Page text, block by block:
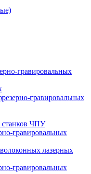
гравировальных
гравировальных
станков ЧПУ
гравировальных
лазерных
гравировальных